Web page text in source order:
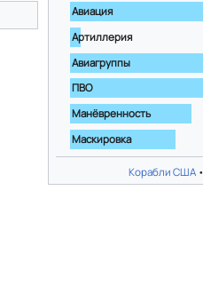
Авиация
Артиллерия
Авиагруппы
ПВО
Манёвренность
Маскировка
Корабли США•